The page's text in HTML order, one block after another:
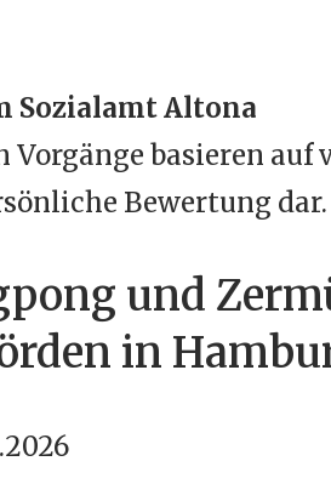
Sozialamt Altona
basieren
Bewertung dar.
und
in